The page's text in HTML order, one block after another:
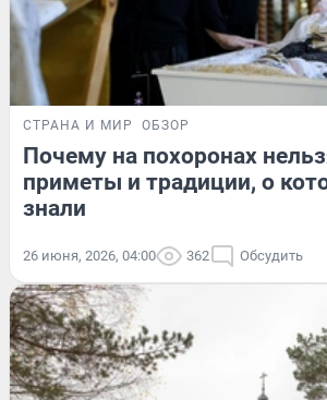
СТРАНА И МИР ОБЗОР
Почему на похоронах
приметы и традиции, о
знали
26 июня, 2026, 04:00 362 Обсудить